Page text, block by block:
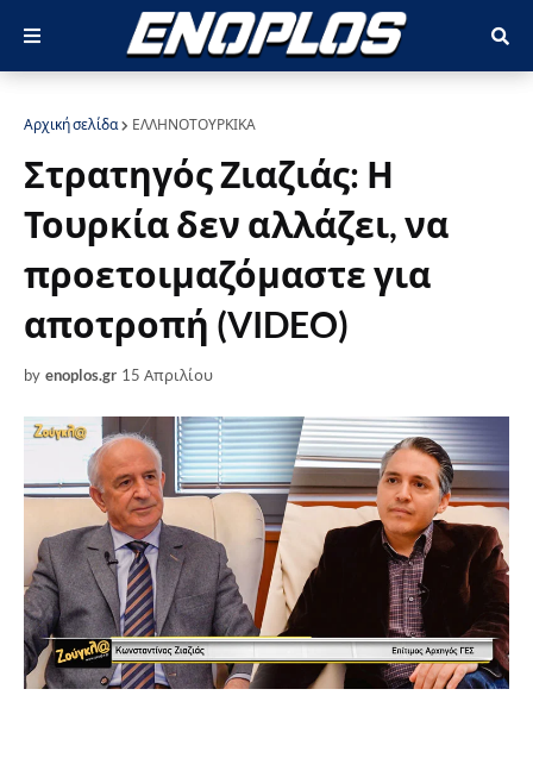
Αρχική σελίδα ΕΛΛΗΝΟΤΟΥΡΚΙΚΑ
Στρατηγός Ζιαζιάς: Η
Τουρκία δεν αλλάζει, να
προετοιμαζόμαστε για
αποτροπή (VIDEO)
by enoplos.gr 15 Απριλίου